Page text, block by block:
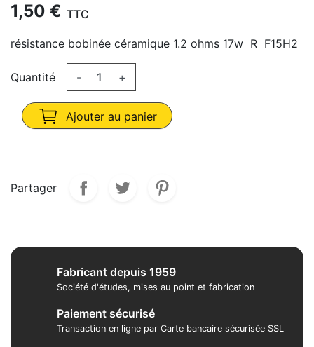
1,50 € TTC
résistance bobinée céramique 1.2 ohms 17w R F15H2
Quantité - +
Ajouter au panier
Partager
Fabricant depuis 1959
Société d'études, mises au point et fabrication
Paiement sécurisé
Transaction en ligne par Carte bancaire sécurisée SSL